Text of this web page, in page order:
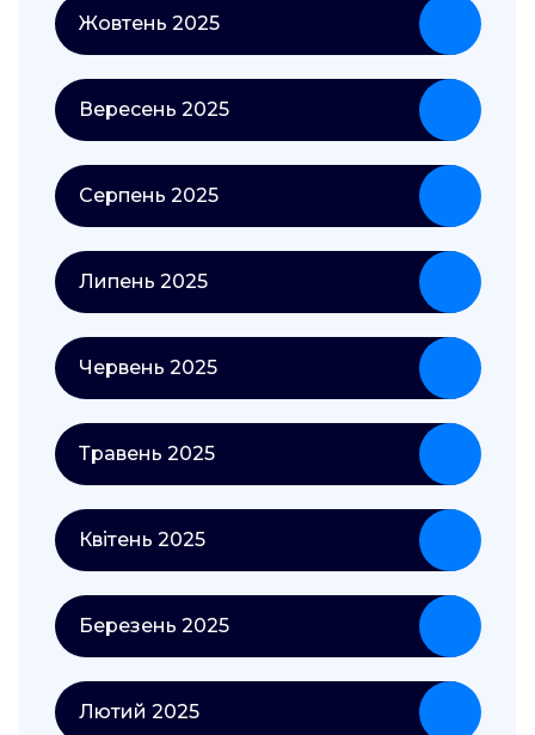
Жовтень 2025
Вересень 2025
Серпень 2025
Липень 2025
Червень 2025
Травень 2025
Квітень 2025
Березень 2025
Лютий 2025